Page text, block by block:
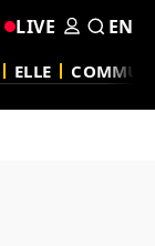
ELLE
LIVE EN